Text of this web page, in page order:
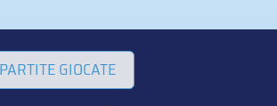
PARTITE GIOCATE